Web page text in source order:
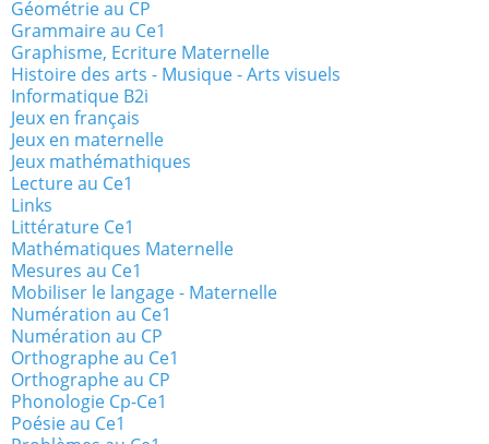
Géométrie au CP
Grammaire au Ce1
Graphisme, Ecriture Maternelle
Histoire des arts - Musique - Arts visuels
Informatique B2i
Jeux en français
Jeux en maternelle
Jeux mathémathiques
Lecture au Ce1
Links
Littérature Ce1
Mathématiques Maternelle
Mesures au Ce1
Mobiliser le langage - Maternelle
Numération au Ce1
Numération au CP
Orthographe au Ce1
Orthographe au CP
Phonologie Cp-Ce1
Poésie au Ce1